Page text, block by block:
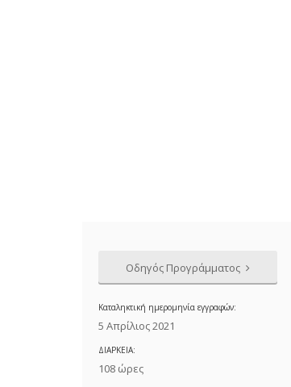
Οδηγός Προγράμματος
Καταληκτική ημερομηνία εγγραφών:
5 Απρίλιος 2021
ΔΙΑΡΚΕΙΑ:
108 ώρες